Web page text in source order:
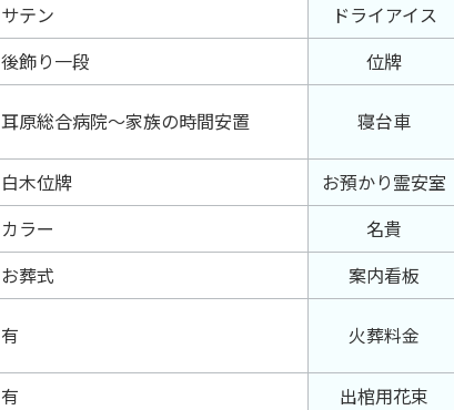
サテン ドライアイス
後飾り一段 位牌
耳原総合病院～家族の時間安置 寝台車
白木位牌 お預かり霊安室
カラー 名貴
お葬式 案内看板
有 火葬料金
有 出棺用花束